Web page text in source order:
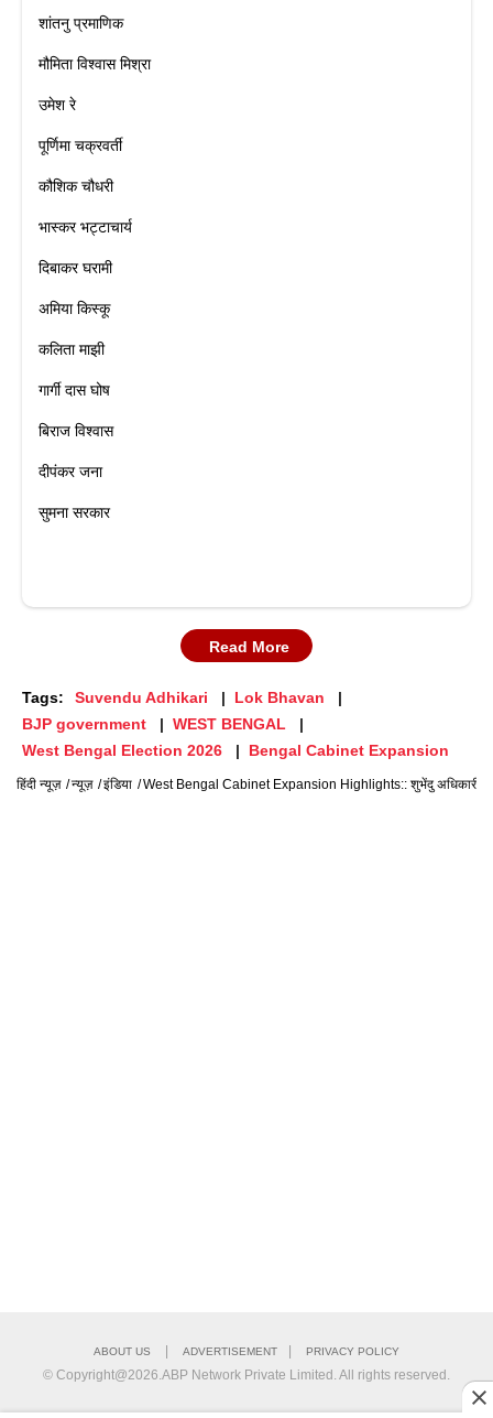
शांतनु प्रमाणिक
मौमिता विश्वास मिश्रा
उमेश रे
पूर्णिमा चक्रवर्ती
कौशिक चौधरी
भास्कर भट्टाचार्य
दिबाकर घरामी
अमिया किस्कू
कलिता माझी
गार्गी दास घोष
बिराज विश्वास
दीपंकर जना
सुमना सरकार
Read More
Tags: Suvendu Adhikari
Lok Bhavan
BJP government
WEST BENGAL
West Bengal Election 2026
Bengal Cabinet Expansion
हिंदी न्यूज़ न्यूज़ इंडिया West Bengal Cabinet Expansion Highlights:: शुभेंदु अधिकारी के
ABOUT US ADVERTISEMENT PRIVACY POLICY
© Copyright@2026.ABP Network Private Limited. All rights reserved.